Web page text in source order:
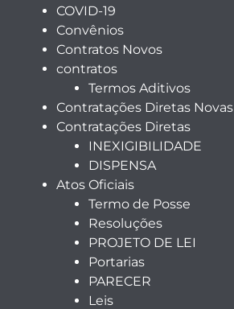
COVID-19
Convênios
Contratos Novos
contratos
Termos Aditivos
Contratações Diretas Novas
Contratações Diretas
INEXIGIBILIDADE
DISPENSA
Atos Oficiais
Termo de Posse
Resoluções
PROJETO DE LEI
Portarias
PARECER
Leis